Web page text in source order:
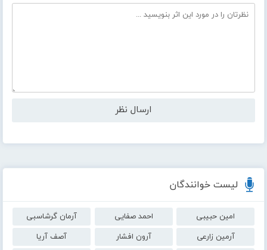
لیست خوانندگان
امین حبیبی احمد صفایی
آرمان گرشاسبی
آرمین زارعی
آرون افشار
آصف آریا